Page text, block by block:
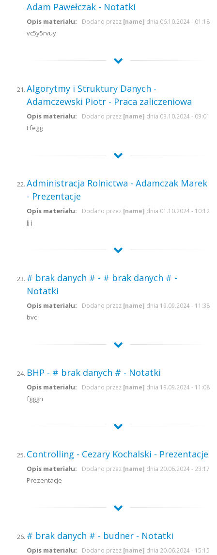
Adam Pawełczak - Notatki
Dodano przez [name] dnia 06.10.2024 - 01:18
Opis materiału:
vc5y5rvuy
Algorytmy i Struktury Danych -
Adamczewski Piotr - Praca zaliczeniowa
Dodano przez [name] dnia 03.10.2024 - 09:01
Opis materiału:
Ffegg
Administracja Rolnictwa - Adamczak Marek
- Prezentacje
Dodano przez [name] dnia 01.10.2024 - 10:12
Opis materiału:
Jj j
# brak danych # - # brak danych # -
Notatki
Dodano przez [name] dnia 19.09.2024 - 11:38
Opis materiału:
bvc
BHP - # brak danych # - Notatki
Dodano przez [name] dnia 19.09.2024 - 11:08
Opis materiału:
fgggh
Controlling - Cezary Kochalski - Prezentacje
Dodano przez [name] dnia 20.06.2024 - 23:17
Opis materiału:
Prezentacje
# brak danych # - budner - Notatki
Dodano przez [name] dnia 20.06.2024 - 15:15
Opis materiału: